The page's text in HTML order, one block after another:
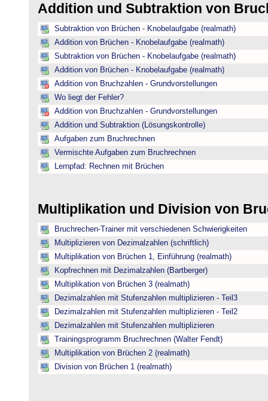
Addition und Subtraktion von
Subtraktion von Brüchen - Knobelaufgabe (realmath)
Addition von Brüchen - Knobelaufgabe (realmath)
Subtraktion von Brüchen - Knobelaufgabe (realmath)
Addition von Brüchen - Knobelaufgabe (realmath)
Addition von Bruchzahlen - Grundvorstellungen
Wo liegt der Fehler?
Addition von Bruchzahlen - Grundvorstellungen
Addition und Subtraktion (Lösungskontrolle)
Aufgaben zum Bruchrechnen
Vermischte Aufgaben zum Bruchrechnen
Lernpfad: Rechnen mit Brüchen
Multiplikation und Division von
Bruchrechen-Trainer mit verschiedenen Schwierigkeiten
Multiplizieren von Dezimalzahlen (schriftlich)
Multiplikation von Brüchen 1, Einführung (realmath)
Kopfrechnen mit Dezimalzahlen (Bartberger)
Multiplikation von Brüchen 3 (realmath)
Dezimalzahlen mit Stufenzahlen multiplizieren - Teil3
Dezimalzahlen mit Stufenzahlen multiplizieren - Teil2
Dezimalzahlen mit Stufenzahlen multiplizieren
Trainingsprogramm Bruchrechnen (Walter Fendt)
Multiplikation von Brüchen 2 (realmath)
Division von Brüchen 1 (realmath)